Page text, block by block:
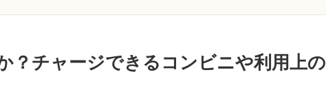
？チャージできるコンビニや利用上の